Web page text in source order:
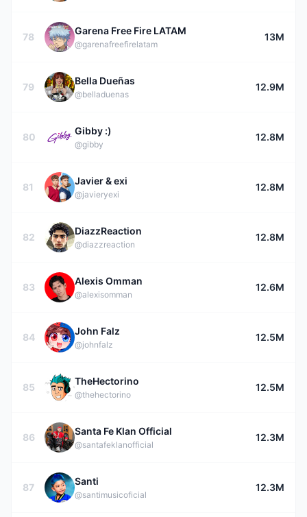
78
Garena Free Fire LATAM
@garenafreefirelatam
13M
79
Bella Dueñas
@belladuenas
12.9M
80
Gibby :)
@gibby
12.8M
81
Javier & exi
@javieryexi
12.8M
82
DiazzReaction
@diazzreaction
12.8M
83
Alexis Omman
@alexisomman
12.6M
84
John Falz
@johnfalz
12.5M
85
TheHectorino
@thehectorino
12.5M
86
Santa Fe Klan Official
@santafeklanofficial
12.3M
87
Santi
@santimusicoficial
12.3M